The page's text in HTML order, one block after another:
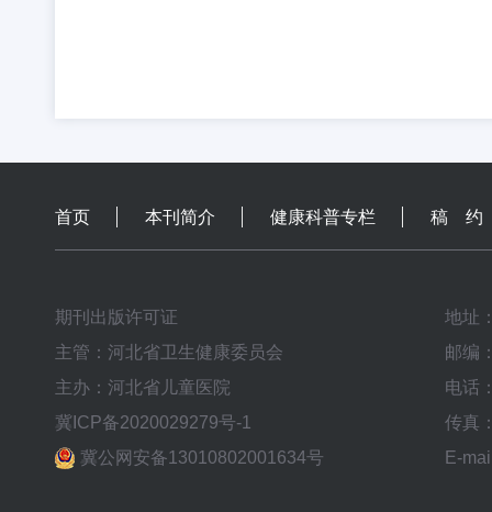
首页 本刊简介 健康科普专栏 稿 约
期刊出版许可证
主管：河北省卫生健康委员会
主办：河北省儿童医院
冀ICP备2020029279号-1
冀公网安备13010802001634号
地址
邮编
电话
传真
E-